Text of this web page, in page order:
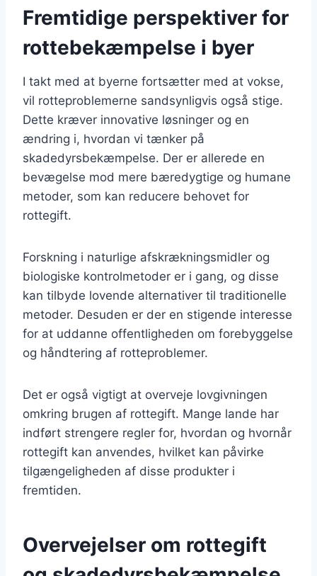
Fremtidige perspektiver for
rottebekæmpelse i byer
I takt med at byerne fortsætter med at vokse,
vil rotteproblemerne sandsynligvis også stige.
Dette kræver innovative løsninger og en
ændring i, hvordan vi tænker på
skadedyrsbekæmpelse. Der er allerede en
bevægelse mod mere bæredygtige og humane
metoder, som kan reducere behovet for
rottegift.
Forskning i naturlige afskrækningsmidler og
biologiske kontrolmetoder er i gang, og disse
kan tilbyde lovende alternativer til traditionelle
metoder. Desuden er der en stigende interesse
for at uddanne offentligheden om forebyggelse
og håndtering af rotteproblemer.
Det er også vigtigt at overveje lovgivningen
omkring brugen af rottegift. Mange lande har
indført strengere regler for, hvordan og hvornår
rottegift kan anvendes, hvilket kan påvirke
tilgængeligheden af disse produkter i
fremtiden.
Overvejelser om rottegift